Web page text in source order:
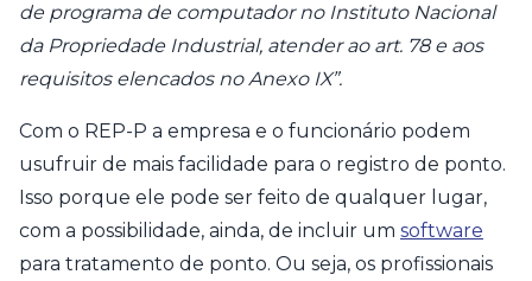
de programa de computador no Instituto Nacional
da Propriedade Industrial, atender ao art. 78 e aos
requisitos elencados no Anexo IX”.
Com o REP-P a empresa e o funcionário podem
usufruir de mais facilidade para o registro de ponto.
Isso porque ele pode ser feito de qualquer lugar,
com a possibilidade, ainda, de incluir um software
para tratamento de ponto. Ou seja, os profissionais